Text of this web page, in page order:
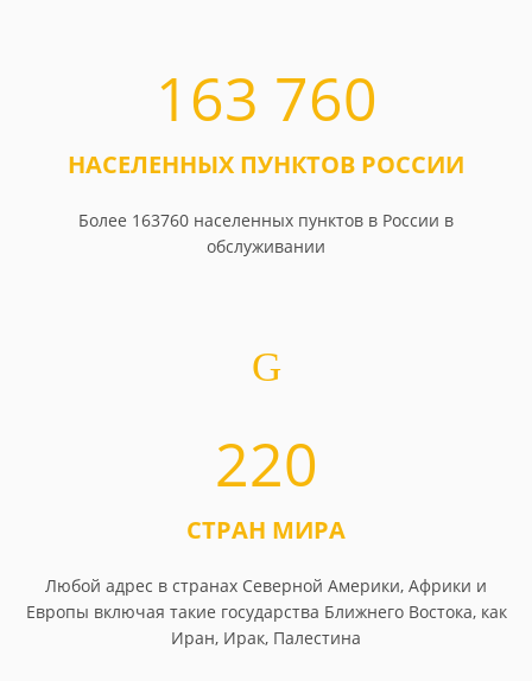
163 760
НАСЕЛЕННЫХ ПУНКТОВ РОССИИ
Более 163760 населенных пунктов в России в
обслуживании
220
СТРАН МИРА
Любой адрес в странах Северной Америки, Африки и
Европы включая такие государства Ближнего Востока, как
Иран, Ирак, Палестина